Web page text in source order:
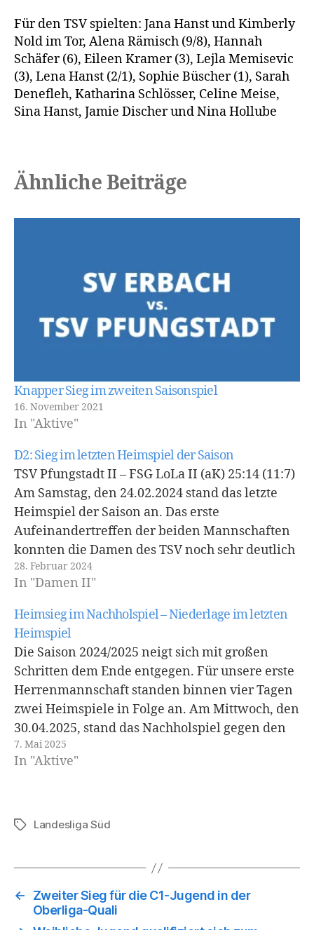
Für den TSV spielten: Jana Hanst und Kimberly
Nold im Tor, Alena Rämisch (9/8), Hannah
Schäfer (6), Eileen Kramer (3), Lejla Memisevic
(3), Lena Hanst (2/1), Sophie Büscher (1), Sarah
Denefleh, Katharina Schlösser, Celine Meise,
Sina Hanst, Jamie Discher und Nina Hollube
Ähnliche Beiträge
Knapper Sieg im zweiten Saisonspiel
16. November 2021
In "Aktive"
D2: Sieg im letzten Heimspiel der Saison
TSV Pfungstadt II – FSG LoLa II (aK) 25:14 (11:7)
Am Samstag, den 24.02.2024 stand das letzte
Heimspiel der Saison an. Das erste
Aufeinandertreffen der beiden Mannschaften
konnten die Damen des TSV noch sehr deutlich
mit 38:16 für sich entscheiden, doch die Gäste
sollten auf keinen Fall unterschätzt werden.
In…
28. Februar 2024
In "Damen II"
Heimsieg im Nachholspiel – Niederlage im letzten
Heimspiel
Die Saison 2024/2025 neigt sich mit großen
Schritten dem Ende entgegen. Für unsere erste
Herrenmannschaft standen binnen vier Tagen
zwei Heimspiele in Folge an. Am Mittwoch, den
30.04.2025, stand das Nachholspiel gegen den
Aufsteiger TV Groß-Rohrheim auf dem Plan.
Die Gäste konnten mit 1:0 in Führung gehen,
7. Mai 2025
In "Aktive"
Schlagwörter
Landesliga Süd
←
Zweiter Sieg für die C1-Jugend in der
Oberliga-Quali